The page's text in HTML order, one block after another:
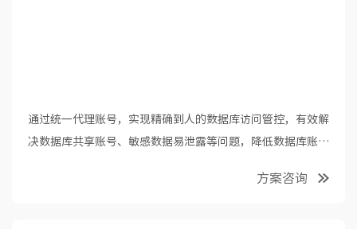
通过统一代理账号，实现精确到人的数据库访问管控，有效解
决数据库共享账号、敏感数据易泄露等问题，降低数据库账号
方案咨询